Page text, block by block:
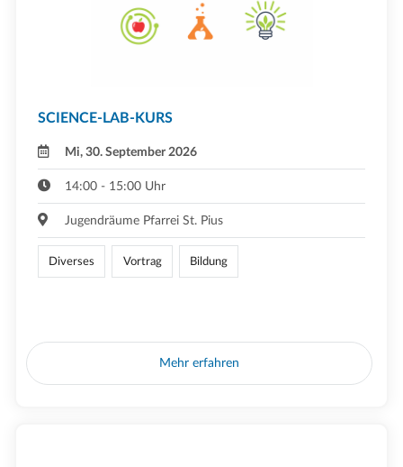
SCIENCE-LAB-KURS
Mi, 30. September 2026
14:00 - 15:00 Uhr
Jugendräume Pfarrei St. Pius
Diverses Vortrag Bildung
Mehr erfahren